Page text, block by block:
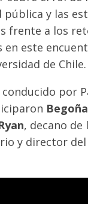
pública y las
frente a los
en este
de Chile.
conducido por
, decano de
y director